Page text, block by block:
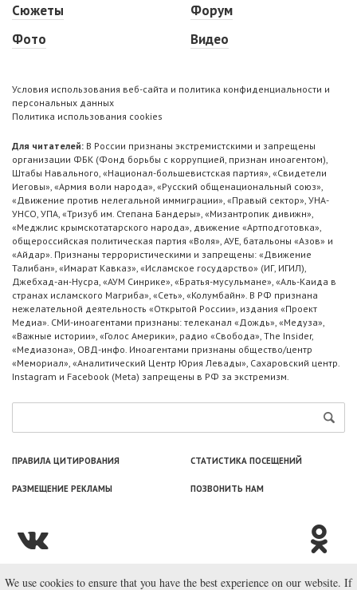
Сюжеты
Фото
Форум
Видео
Условия использования веб-сайта и политика конфиденциальности и
персональных данных
Политика использования cookies
Для читателей: В России признаны экстремистскими и запрещены
организации ФБК (Фонд борьбы с коррупцией, признан иноагентом),
Штабы Навального, «Национал-большевистская партия», «Свидетели
Иеговы», «Армия воли народа», «Русский общенациональный союз»,
«Движение против нелегальной иммиграции», «Правый сектор», УНА-
УНСО, УПА, «Тризуб им. Степана Бандеры», «Мизантропик дивижн»,
«Меджлис крымскотатарского народа», движение «Артподготовка»,
общероссийская политическая партия «Воля», АУЕ, батальоны «Азов» и
«Айдар». Признаны террористическими и запрещены: «Движение
Талибан», «Имарат Кавказ», «Исламское государство» (ИГ, ИГИЛ),
Джебхад-ан-Нусра, «АУМ Синрике», «Братья-мусульмане», «Аль-Каида в
странах исламского Магриба», «Сеть», «Колумбайн». В РФ признана
нежелательной деятельность «Открытой России», издания «Проект
Медиа». СМИ-иноагентами признаны: телеканал «Дождь», «Медуза»,
«Важные истории», «Голос Америки», радио «Свобода», The Insider,
«Медиазона», ОВД-инфо. Иноагентами признаны общество/центр
«Мемориал», «Аналитический Центр Юрия Левады», Сахаровский центр.
Instagram и Facebook (Metа) запрещены в РФ за экстремизм.
ПРАВИЛА ЦИТИРОВАНИЯ СТАТИСТИКА ПОСЕЩЕНИЙ
РАЗМЕЩЕНИЕ РЕКЛАМЫ ПОЗВОНИТЬ НАМ
© ООО «Лаборатория Новоcтей», 2003—2026.
We use cookies to ensure that you have the best experience on our website. If